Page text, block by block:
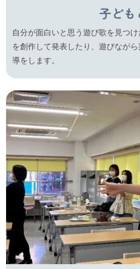
子ども
自分が面白いと思う遊び歌を見つ
を創作して発表したり、遊びなが
導をします。